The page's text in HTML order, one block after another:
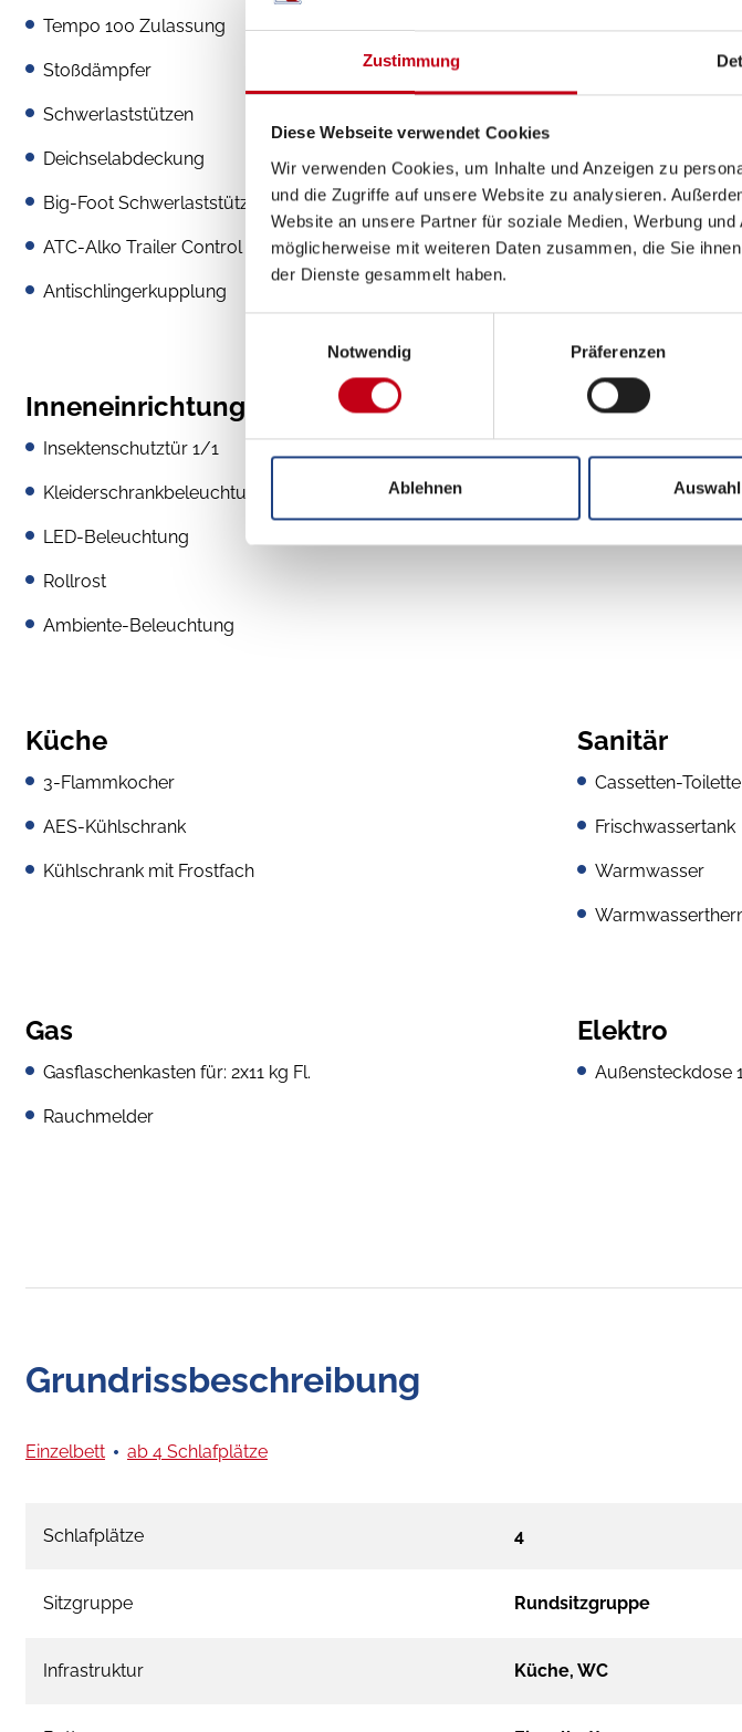
Zustimmung
Diese Webseite verwendet Cookies
Wir verwenden Cookies, um Inhalte und Anzeigen zu
und die Zugriffe auf unsere Website zu analysieren.
Website an unsere Partner für soziale Medien, Werbung
möglicherweise mit weiteren Daten zusammen, die Sie
der Dienste gesammelt haben.
Notwendig
Präferenzen
Ablehnen
Tempo 100 Zulassung
Stoßdämpfer
Schwerlaststützen
Deichselabdeckung
Big-Foot Schwerlaststützen
ATC-Alko Trailer Control
Antischlingerkupplung
Verdunkelungs-
Rahmenfenster
Glattblech
GFK-Dach
Ausstellfenster
Inneneinrichtung
Insektenschutztür 1/1
Kleiderschrankbeleuchtung
LED-Beleuchtung
Rollrost
Ambiente-Beleuchtung
Heizung /
Gasheizung
Küche
3-Flammkocher
AES-Kühlschrank
Kühlschrank mit Frostfach
Sanitär
Cassetten-Toilette
Frischwassertank
Warmwasser
Gas
Gasflaschenkasten für: 2x11 kg Fl.
Rauchmelder
Elektro
Außensteckdose
Grundrissbeschreibung
Einzelbett ab 4 Schlafplätze
Schlafplätze 4
Sitzgruppe Rundsitzgruppe
Infrastruktur Küche, WC